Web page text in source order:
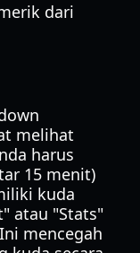
dari
melihat
harus
15 menit)
kuda
atau "Stats"
mencegah